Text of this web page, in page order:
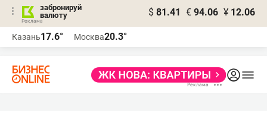
забронируй
валюту
$ 81.41 € 94.06 ¥ 12.06
Казань17.6° Москва20.3°